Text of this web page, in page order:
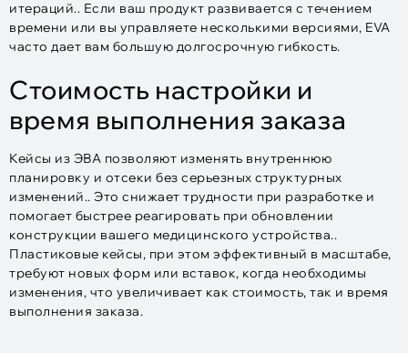
итераций.. Если ваш продукт развивается с течением
времени или вы управляете несколькими версиями, EVA
часто дает вам большую долгосрочную гибкость.
Стоимость настройки и
время выполнения заказа
Кейсы из ЭВА позволяют изменять внутреннюю
планировку и отсеки без серьезных структурных
изменений.. Это снижает трудности при разработке и
помогает быстрее реагировать при обновлении
конструкции вашего медицинского устройства..
Пластиковые кейсы, при этом эффективный в масштабе,
требуют новых форм или вставок, когда необходимы
изменения, что увеличивает как стоимость, так и время
выполнения заказа.